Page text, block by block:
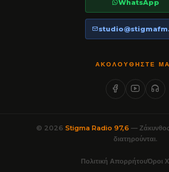
WhatsApp
ΑΚΟΛΟΥΘΉΣΤΕ
© 2026 Stigma Radio 97,6 —
διατηρούνται.
Πολιτική ΑπορρήτουΌροι